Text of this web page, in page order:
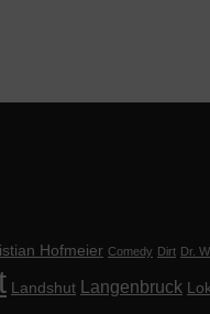
Hofmeier Comedy Dirt Dr.
Landshut Langenbruck